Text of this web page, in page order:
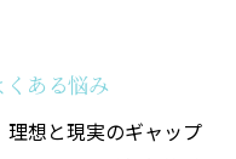
ある悩み
想と現実のギャップ